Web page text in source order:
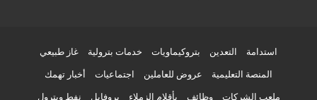
استدامة التعدين بتروكيماويات خدمات بترولية غاز طبيعي
المنصة التعليمية عروض للعاملين اجتماعيات أخبار تهمك
ملعب الشركات وظائف بأقلام الزملاء بروفايل نفط وبترول